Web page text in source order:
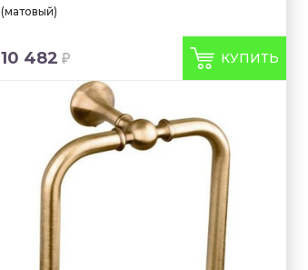
(матовый)
10 482 КУПИТЬ